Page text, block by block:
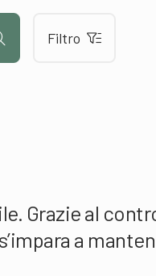
Filtro
Grazie al
a